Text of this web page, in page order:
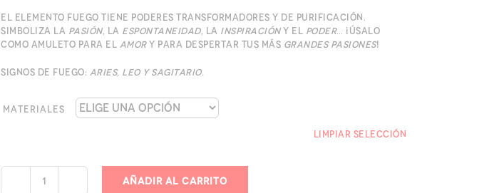
El elemento fuego tiene poderes transformadores y de purificación.
Simboliza la pasión, la espontaneidad, la inspiracióny el poder… ¡Úsalo
como amuleto para el amory para despertar tus más grandes pasiones!
Signos de fuego: Aries, Leo y Sagitario.
Materiales
Limpiar Selección
Medallones
Añadir al carrito